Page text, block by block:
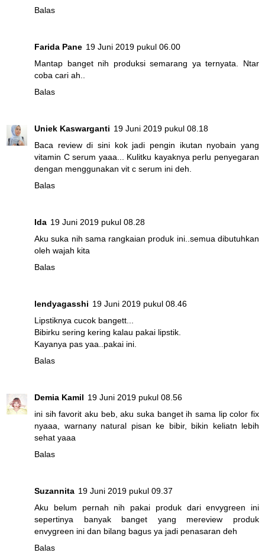
Balas
Farida Pane 19 Juni 2019 pukul 06.00
Mantap banget nih produksi semarang ya ternyata. Ntar
coba cari ah..
Balas
Uniek Kaswarganti 19 Juni 2019 pukul 08.18
Baca review di sini kok jadi pengin ikutan nyobain yang
vitamin C serum yaaa... Kulitku kayaknya perlu penyegaran
dengan menggunakan vit c serum ini deh.
Balas
Ida 19 Juni 2019 pukul 08.28
Aku suka nih sama rangkaian produk ini..semua dibutuhkan
oleh wajah kita
Balas
lendyagasshi 19 Juni 2019 pukul 08.46
Lipstiknya cucok bangett...
Bibirku sering kering kalau pakai lipstik.
Kayanya pas yaa..pakai ini.
Balas
Demia Kamil 19 Juni 2019 pukul 08.56
ini sih favorit aku beb, aku suka banget ih sama lip color fix
nyaaa, warnany natural pisan ke bibir, bikin keliatn lebih
sehat yaaa
Balas
Suzannita 19 Juni 2019 pukul 09.37
Aku belum pernah nih pakai produk dari envygreen ini
sepertinya banyak banget yang mereview produk
envygreen ini dan bilang bagus ya jadi penasaran deh
Balas